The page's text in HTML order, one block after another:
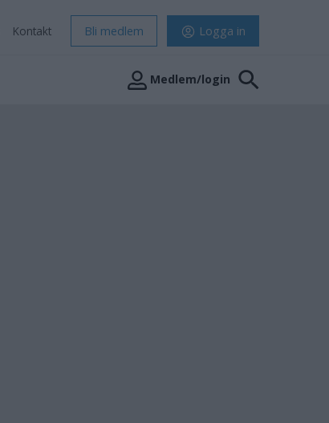
Kontakt Bli medlem Logga in
Medlem/login